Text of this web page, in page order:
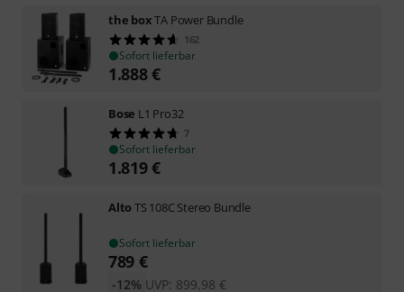
the boxTA Power Bundle
162
Sofort lieferbar
1.888€
Bose L1 Pro32
7
Sofort lieferbar
1.819€
AltoTS 108C Stereo Bundle
Sofort lieferbar
789 €
UVP: 899,98 €
-12%